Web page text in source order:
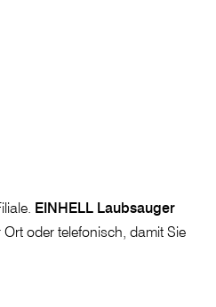
EINHELL Laubsauger
oder telefonisch, damit Sie